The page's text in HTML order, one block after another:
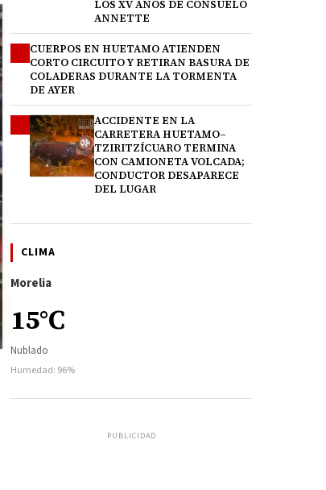
LOS XV AÑOS DE CONSUELO
ANNETTE
CUERPOS EN HUETAMO ATIENDEN
CORTO CIRCUITO Y RETIRAN BASURA DE
COLADERAS DURANTE LA TORMENTA
DE AYER
ACCIDENTE EN LA
CARRETERA HUETAMO–
TZIRITZÍCUARO TERMINA
CON CAMIONETA VOLCADA;
CONDUCTOR DESAPARECE
DEL LUGAR
CLIMA
Morelia
15°C
Nublado
Humedad: 96%
PUBLICIDAD